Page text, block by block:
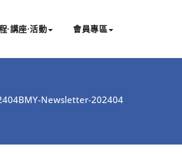
∙講座∙活動 會員專區
BMY-Newsletter-202404